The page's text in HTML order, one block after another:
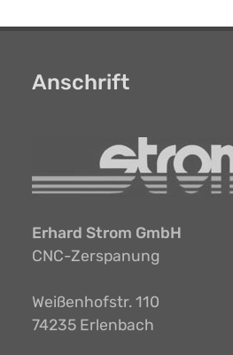
Anschrift
Erhard Strom GmbH
CNC-Zerspanung
Weißenhofstr. 110
74235 Erlenbach